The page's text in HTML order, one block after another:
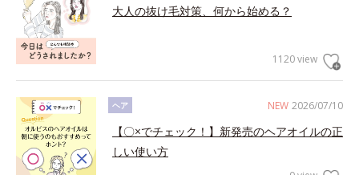
大人の抜け毛対策、何から始める？
1120 view
NEW 2026/07/10
ヘア
【〇×でチェック！】新発売のヘアオイルの正
しい使い方